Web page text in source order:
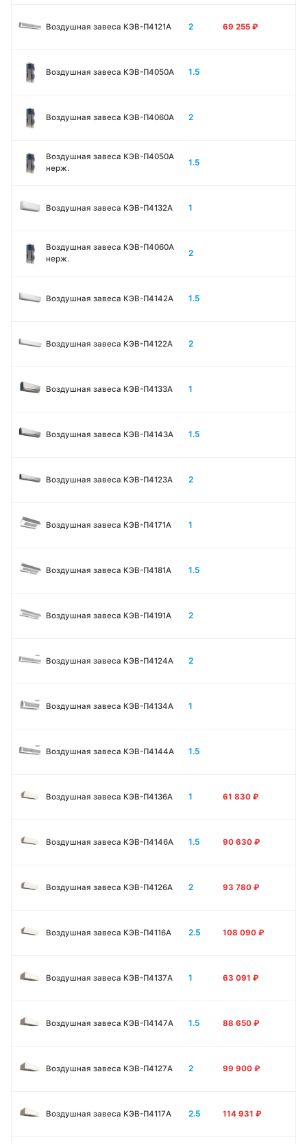
Воздушная завеса КЭВ-П4121A 2 69 255 ₽
Воздушная завеса КЭВ-П4050A 1.5
Воздушная завеса КЭВ-П4060A 2
Воздушная завеса КЭВ-П4050A
нерж.
1.5
Воздушная завеса КЭВ-П4132A 1
Воздушная завеса КЭВ-П4060A
нерж.
2
Воздушная завеса КЭВ-П4142A 1.5
Воздушная завеса КЭВ-П4122A 2
Воздушная завеса КЭВ-П4133A 1
Воздушная завеса КЭВ-П4143A 1.5
Воздушная завеса КЭВ-П4123A 2
Воздушная завеса КЭВ-П4171A 1
Воздушная завеса КЭВ-П4181A 1.5
Воздушная завеса КЭВ-П4191A 2
Воздушная завеса КЭВ-П4124A 2
Воздушная завеса КЭВ-П4134A 1
Воздушная завеса КЭВ-П4144A 1.5
Воздушная завеса КЭВ-П4136A 1 61 830 ₽
Воздушная завеса КЭВ-П4146A 1.5 90 630 ₽
Воздушная завеса КЭВ-П4126A 2 93 780 ₽
Воздушная завеса КЭВ-П4116A 2.5 108 090 ₽
Воздушная завеса КЭВ-П4137A 1 63 091 ₽
Воздушная завеса КЭВ-П4147A 1.5 88 650 ₽
Воздушная завеса КЭВ-П4127A 2 99 900 ₽
Воздушная завеса КЭВ-П4117A 2.5 114 931 ₽